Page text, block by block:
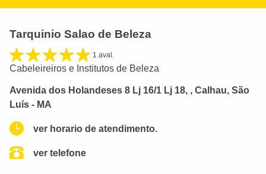
Tarquinio Salao de Beleza
1 aval.
Cabeleireiros e Institutos de Beleza
Avenida dos Holandeses 8 Lj 16/1 Lj 18, , Calhau, São
Luís - MA
ver horario de atendimento.
ver telefone